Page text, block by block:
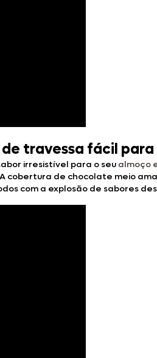
travessa fácil
irresistível para o seu almoço
cobertura de chocolate meio
com a explosão de sabores